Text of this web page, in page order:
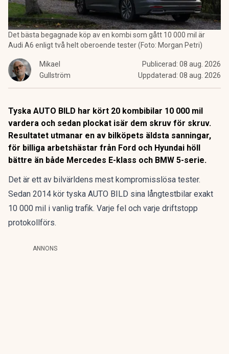
Det bästa begagnade köp av en kombi som gått 10 000 mil är
Audi A6 enligt två helt oberoende tester (Foto: Morgan Petri)
Mikael
Gullström
Publicerad: 08 aug. 2026
Uppdaterad: 08 aug. 2026
Tyska AUTO BILD har kört 20 kombibilar 10 000 mil
vardera och sedan plockat isär dem skruv för skruv.
Resultatet utmanar en av bilköpets äldsta sanningar,
för billiga arbetshästar från Ford och Hyundai höll
bättre än både Mercedes E-klass och BMW 5-serie.
Det är ett av bilvärldens mest kompromisslösa tester.
Sedan 2014 kör tyska AUTO BILD sina långtestbilar exakt
10 000 mil i vanlig trafik. Varje fel och varje driftstopp
protokollförs.
ANNONS